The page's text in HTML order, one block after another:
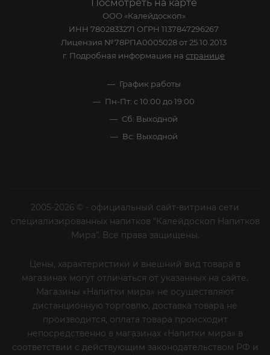
Посмотреть на карте
ООО «Калейдоскоп»
ИНН 7802833271 ОГРН 1137847296267
Лицензия №78РПА0005028 от 25.10.2013
г. Подробная информация на странице
График работы
Пн-Пт: с 10:00 до 19:00
Сб: Выходной
Вс: Выходной
2005-2026 © - официальный сайт-витрина сети
специализированных напитков "Калейдоскоп Напитков
Мира". Все права защищены.
Цены, характеристики и внешний вид товара в
магазинах могут отличаться от указанных на сайте.
Магазины «Напитки мира» не осуществляют
дистанционную торговлю, доставка товара не
производится, оплата товара происходит
непосредственно в магазинах «Напитки мира» в
соответствии с действующим законодательством РФ и